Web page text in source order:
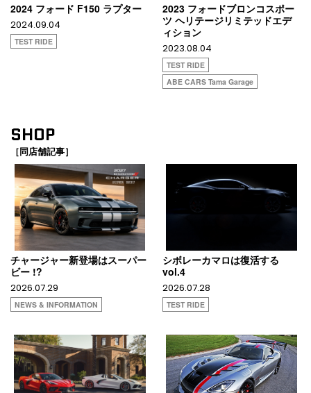
2024 フォード F150 ラプター
2024.09.04
TEST RIDE
2023 フォードブロンコスポー
ツ ヘリテージリミテッドエデ
ィション
2023.08.04
TEST RIDE
ABE CARS Tama Garage
SHOP
［同店舗記事］
チャージャー新登場はスーパー
ビー !?
2026.07.29
NEWS & INFORMATION
シボレーカマロは復活する
vol.4
2026.07.28
TEST RIDE